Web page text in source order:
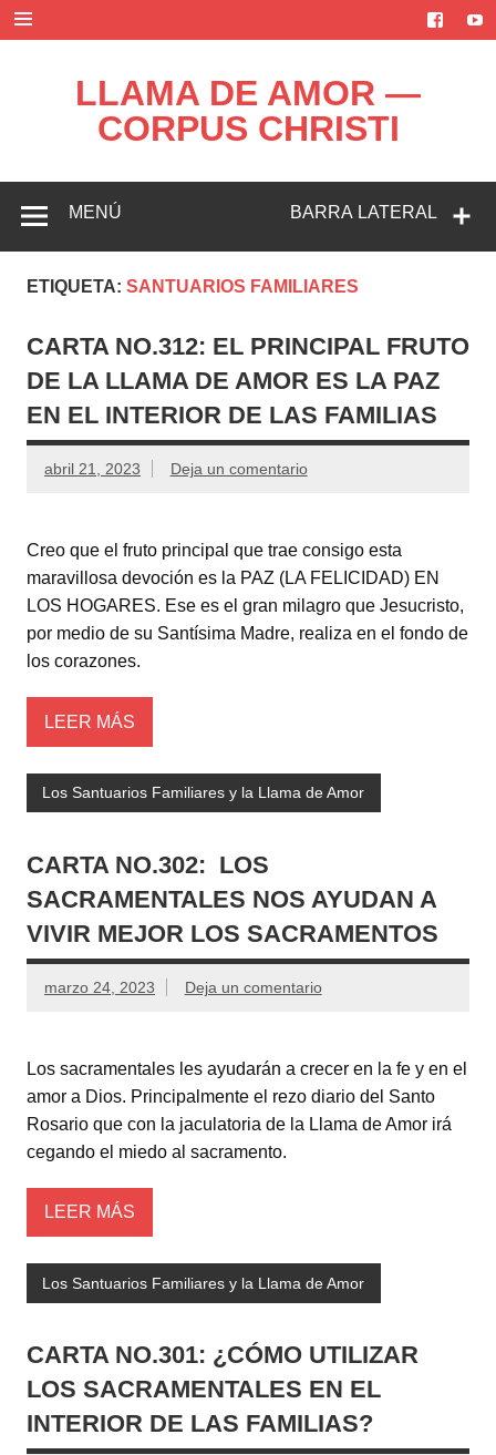
contenido
LLAMA DE AMOR —
CORPUS CHRISTI
BARRA LATERAL
MENÚ
ETIQUETA: SANTUARIOS FAMILIARES
CARTA NO.312: EL PRINCIPAL FRUTO
DE LA LLAMA DE AMOR ES LA PAZ
EN EL INTERIOR DE LAS FAMILIAS
abril 21, 2023 Deja un comentario
Creo que el fruto principal que trae consigo esta
maravillosa devoción es la PAZ (LA FELICIDAD) EN
LOS HOGARES. Ese es el gran milagro que Jesucristo,
por medio de su Santísima Madre, realiza en el fondo de
los corazones.
LEER MÁS
Los Santuarios Familiares y la Llama de Amor
CARTA NO.302: LOS
SACRAMENTALES NOS AYUDAN A
VIVIR MEJOR LOS SACRAMENTOS
marzo 24, 2023 Deja un comentario
Los sacramentales les ayudarán a crecer en la fe y en el
amor a Dios. Principalmente el rezo diario del Santo
Rosario que con la jaculatoria de la Llama de Amor irá
cegando el miedo al sacramento.
LEER MÁS
Los Santuarios Familiares y la Llama de Amor
CARTA NO.301: ¿CÓMO UTILIZAR
LOS SACRAMENTALES EN EL
INTERIOR DE LAS FAMILIAS?